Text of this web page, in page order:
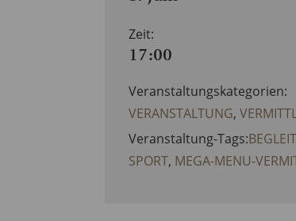
Zeit:
17:00
Veranstaltungskategorien:
VERANSTALTUNG,
Veranstaltung-Tags:
SPORT, MEGA-MENU-